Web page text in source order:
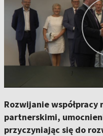
Rozwijanie współpracy
partnerskimi,
przyczyniając się do